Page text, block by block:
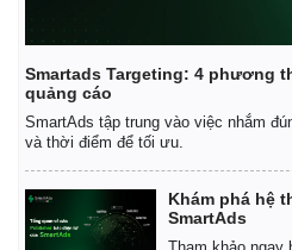
Smartads Targeting: 4 phương
quảng cáo
SmartAds tập trung vào việc nhắm
và thời điểm để tối ưu.
Khám phá hệ
SmartAds